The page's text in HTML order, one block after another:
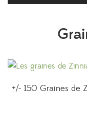
+/- 150 Graines de